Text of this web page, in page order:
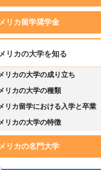
リカ留学奨学金
リカの大学を知る
リカの大学の成り立ち
リカの大学の種類
リカ留学における入学と卒業
リカの大学の特徴
リカの名門大学